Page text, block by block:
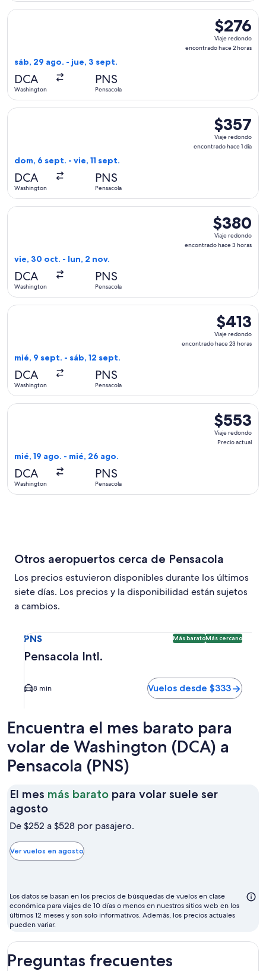
$276
Viaje
redondo,
$276
Viaje redondo
encontrado hace 2 horas
sáb, 29 ago. - jue, 3 sept.
DCA
Washington
PNS
Pensacola
Seleccionar vuelo de Frontier Airlines, con salida el sáb,
$357
Viaje
redondo,
$357
Viaje redondo
encontrado hace 1 día
dom, 6 sept. - vie, 11 sept.
DCA
Washington
PNS
Pensacola
Seleccionar vuelo de Delta, con salida el dom, 6 sept.
$380
Viaje
redondo,
$380
Viaje redondo
encontrado hace 3 horas
vie, 30 oct. - lun, 2 nov.
DCA
Washington
PNS
Pensacola
Seleccionar vuelo de Southwest Airlines, con salida el vie,
$413
Viaje
redondo,
$413
Viaje redondo
encontrado hace 23 horas
mié, 9 sept. - sáb, 12 sept.
DCA
Washington
PNS
Pensacola
Seleccionar vuelo de American Airlines, con salida el mié,
$553
Viaje
redondo,
$553
Viaje redondo
Precio actual
mié, 19 ago. - mié, 26 ago.
DCA
Washington
PNS
Pensacola
Seleccionar vuelo de United, con salida el mié, 19 ago.
Otros aeropuertos cerca de Pensacola
Los precios estuvieron disponibles durante los últimos
siete días. Los precios y la disponibilidad están sujetos
a cambios.
PNS Más baratoMás cercano
Pensacola Intl.
8 min Vuelos desde $333
Encuentra el mes barato para
volar de Washington (DCA) a
Pensacola (PNS)
El mes más barato para volar suele ser
agostoEl
mes
barato
para
suele
ser
agosto
De $252 a $528 por pasajero.
Ver vuelos en agosto
Los datos se basan en los precios de búsquedas de vuelos en clase
económica para viajes de 10 días o menos en nuestros sitios web en los
últimos 12 meses y son solo informativos. Además, los precios actuales
pueden variar.
Preguntas frecuentes